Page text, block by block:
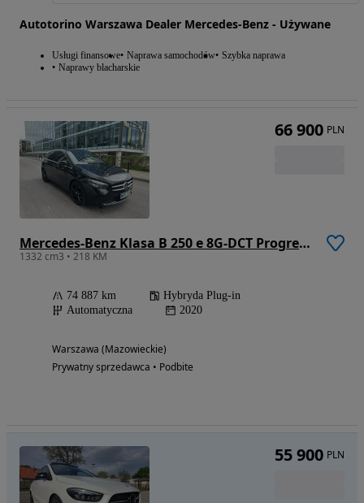
Autotorino Warszawa Dealer Mercedes-Benz - Używane
Usługi finansowe Naprawa samochodów Szybka naprawa
Naprawy blacharskie
Mercedes-Benz Klasa B 250 e 8G-DCT Progressive
1332 cm3 • 218 KM
74 887 km
Hybryda Plug-in
Automatyczna
2020
Warszawa (Mazowieckie)
Prywatny sprzedawca • Podbite
66 900 PLN
55 900 PLN